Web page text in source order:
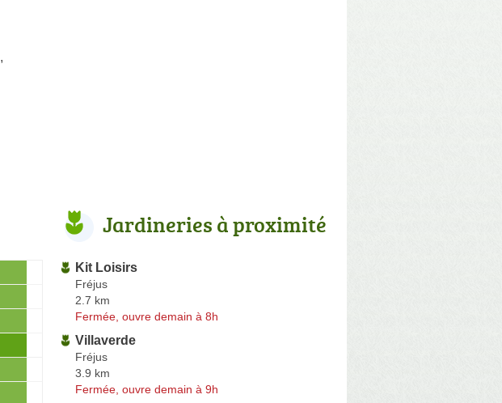
,
Jardineries à proximité
Kit Loisirs
Fréjus
2.7 km
Fermée, ouvre demain à 8h
Villaverde
Fréjus
3.9 km
Fermée, ouvre demain à 9h